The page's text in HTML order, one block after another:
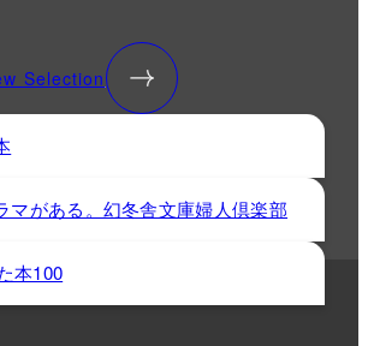
Selection
マがある。幻冬舎文庫婦人倶楽部
本100